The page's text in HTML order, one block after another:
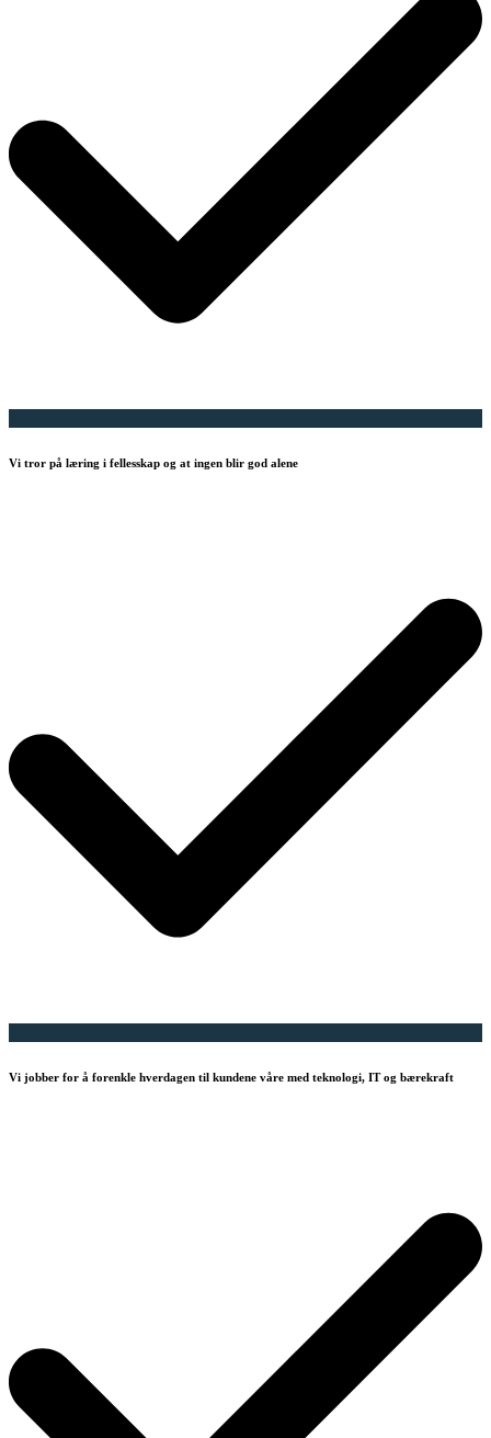
Vi tror på læring i fellesskap og at ingen blir god alene
Vi jobber for å forenkle hverdagen til kundene våre med teknologi, IT og bærekraft